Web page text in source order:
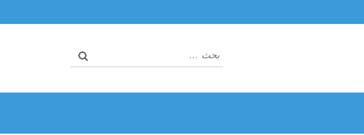
البحث
عن: